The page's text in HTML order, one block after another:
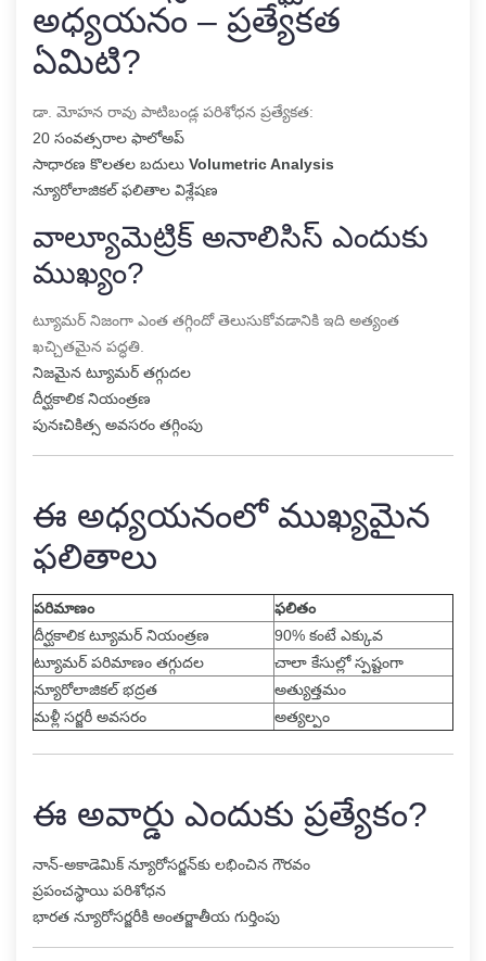
అధ్యయనం – ప్రత్యేకత
ఏమిటి?
డా. మోహన రావు పాటిబండ్ల పరిశోధన ప్రత్యేకత:
20 సంవత్సరాల ఫాలోఅప్
సాధారణ కొలతల బదులు Volumetric Analysis
న్యూరోలాజికల్ ఫలితాల విశ్లేషణ
వాల్యూమెట్రిక్ అనాలిసిస్ ఎందుకు
ముఖ్యం?
ట్యూమర్ నిజంగా ఎంత తగ్గిందో తెలుసుకోవడానికి ఇది అత్యంత
ఖచ్చితమైన పద్ధతి.
నిజమైన ట్యూమర్ తగ్గుదల
దీర్ఘకాలిక నియంత్రణ
పునఃచికిత్స అవసరం తగ్గింపు
ఈ అధ్యయనంలో ముఖ్యమైన
ఫలితాలు
పరిమాణం
ఫలితం
దీర్ఘకాలిక ట్యూమర్ నియంత్రణ
90% కంటే ఎక్కువ
ట్యూమర్ పరిమాణం తగ్గుదల
చాలా కేసుల్లో స్పష్టంగా
న్యూరోలాజికల్ భద్రత
అత్యుత్తమం
మళ్లీ సర్జరీ అవసరం
అత్యల్పం
ఈ అవార్డు ఎందుకు ప్రత్యేకం?
నాన్-అకాడెమిక్ న్యూరోసర్జన్‌కు లభించిన గౌరవం
ప్రపంచస్థాయి పరిశోధన
భారత న్యూరోసర్జరీకి అంతర్జాతీయ గుర్తింపు